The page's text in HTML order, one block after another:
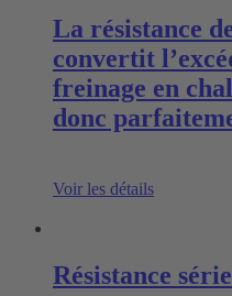
La résistance
convertit
freinage en
donc
Voir les détails
Résistance